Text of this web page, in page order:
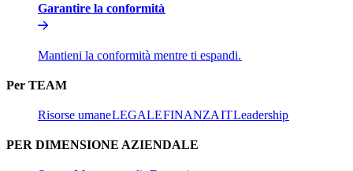
Garantire la conformità​​
Mantieni la conformità mentre ti espandi.​​
Per TEAM​​
Risorse umane​​LEGALE​​FINANZA​​IT​​Leadership​​
PER DIMENSIONE AZIENDALE​​